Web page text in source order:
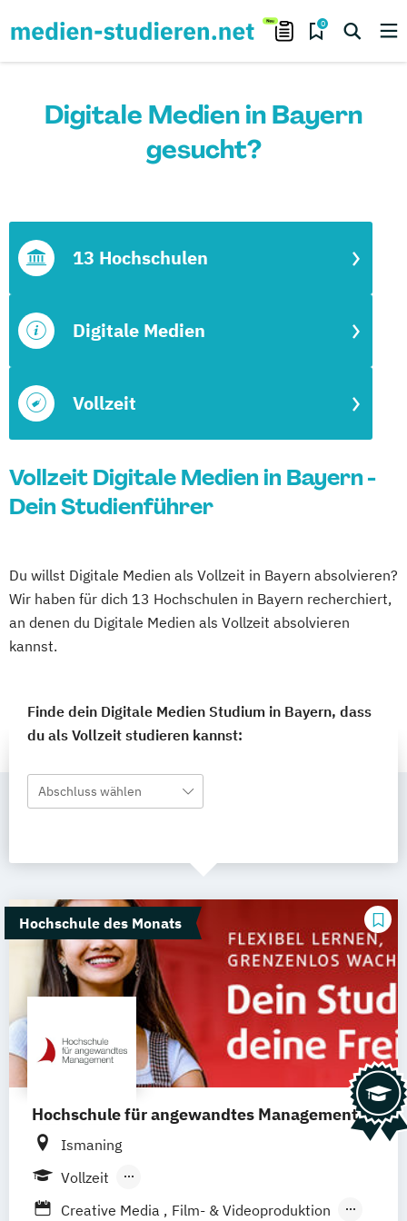
0
Digitale Medien in Bayern
gesucht?
Vollzeit
Digitale Medien
13 Hochschulen
Vollzeit Digitale Medien in Bayern -
Dein Studienführer
Du willst Digitale Medien als Vollzeit in Bayern absolvieren?
Wir haben für dich 13 Hochschulen in Bayern recherchiert,
an denen du Digitale Medien als Vollzeit absolvieren
kannst.
Finde dein Digitale Medien Studium in Bayern, dass
du als Vollzeit studieren kannst:
Abschluss wählen
Hochschule des Monats
Hochschule für angewandtes Management
Ismaning
Vollzeit
Berufsbegleitendes Präsenzstudium
Creative Media
Film- & Videoproduktion